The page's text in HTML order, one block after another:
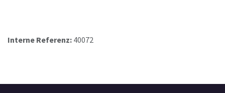
Interne Referenz: 40072